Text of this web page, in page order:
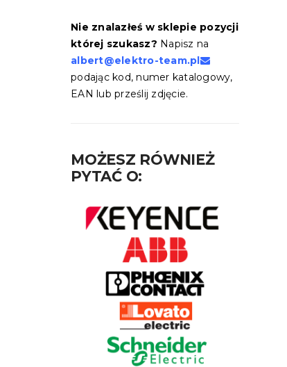
Nie znalazłeś w sklepie pozycji
której szukasz? Napisz na
albert@elektro-team.pl
podając kod, numer katalogowy,
EAN lub prześlij zdjęcie.
MOŻESZ RÓWNIEŻ
PYTAĆ O: